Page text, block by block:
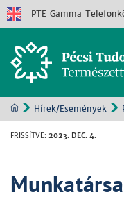
PTE Gamma
Hírek/Események
FRISSÍTVE: 2023. DEC. 4.